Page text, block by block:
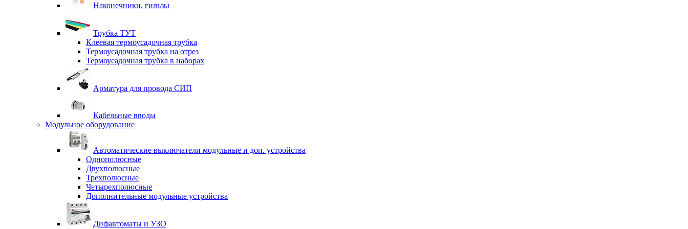
Наконечники, гильзы
Трубка ТУТ
Клеевая термоусадочная трубка
Термоусадочная трубка на отрез
Термоусадочная трубка в наборах
Арматура для провода СИП
Кабельные вводы
Модульное оборудование
Автоматические выключатели модульные и доп. устройства
Однополюсные
Двухполюсные
Трехполюсные
Четырехполюсные
Дополнительные модульные устройства
Дифавтоматы и УЗО